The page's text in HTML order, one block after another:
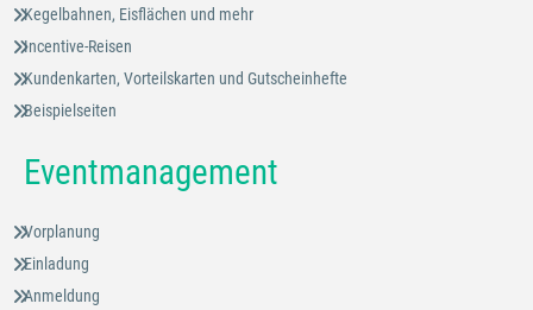
Kegelbahnen, Eisflächen und mehr
Incentive-Reisen
Kundenkarten, Vorteilskarten und Gutscheinhefte
Beispielseiten
Eventmanagement
Vorplanung
Einladung
Anmeldung